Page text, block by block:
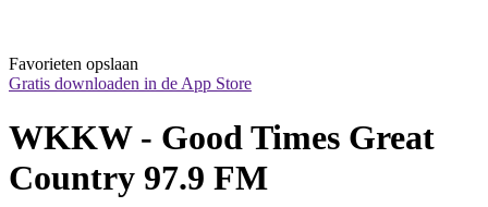
Favorieten opslaan
Gratis downloaden in de App Store
WKKW - Good Times Great
Country 97.9 FM